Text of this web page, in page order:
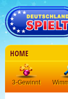
HOME
3-Gewinnt